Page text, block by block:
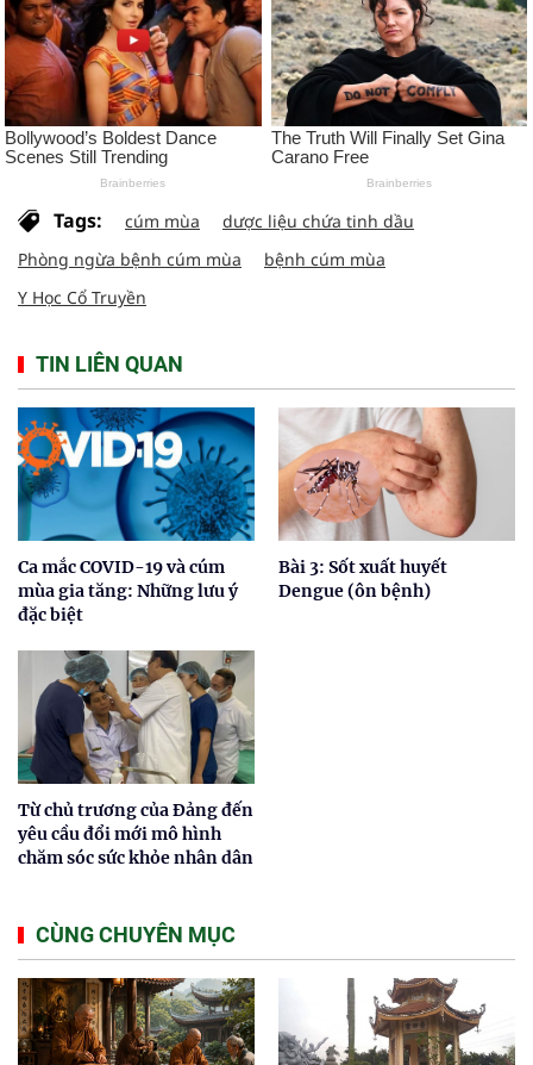
Tags: cúm mùa
dược liệu chứa tinh dầu
Phòng ngừa bệnh cúm mùa
bệnh cúm mùa
Y Học Cổ Truyền
TIN LIÊN QUAN
Ca mắc COVID-19 và cúm
mùa gia tăng: Những lưu ý
đặc biệt
Bài 3: Sốt xuất huyết
Dengue (ôn bệnh)
Từ chủ trương của Đảng đến
yêu cầu đổi mới mô hình
chăm sóc sức khỏe nhân dân
CÙNG CHUYÊN MỤC